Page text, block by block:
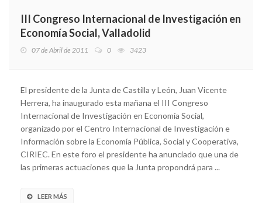
III Congreso Internacional de Investigación en
Economía Social, Valladolid
07 de Abril de 2011 0 3423
El presidente de la Junta de Castilla y León, Juan Vicente
Herrera, ha inaugurado esta mañana el III Congreso
Internacional de Investigación en Economía Social,
organizado por el Centro Internacional de Investigación e
Información sobre la Economía Pública, Social y Cooperativa,
CIRIEC. En este foro el presidente ha anunciado que una de
las primeras actuaciones que la Junta propondrá para ...
LEER MÁS